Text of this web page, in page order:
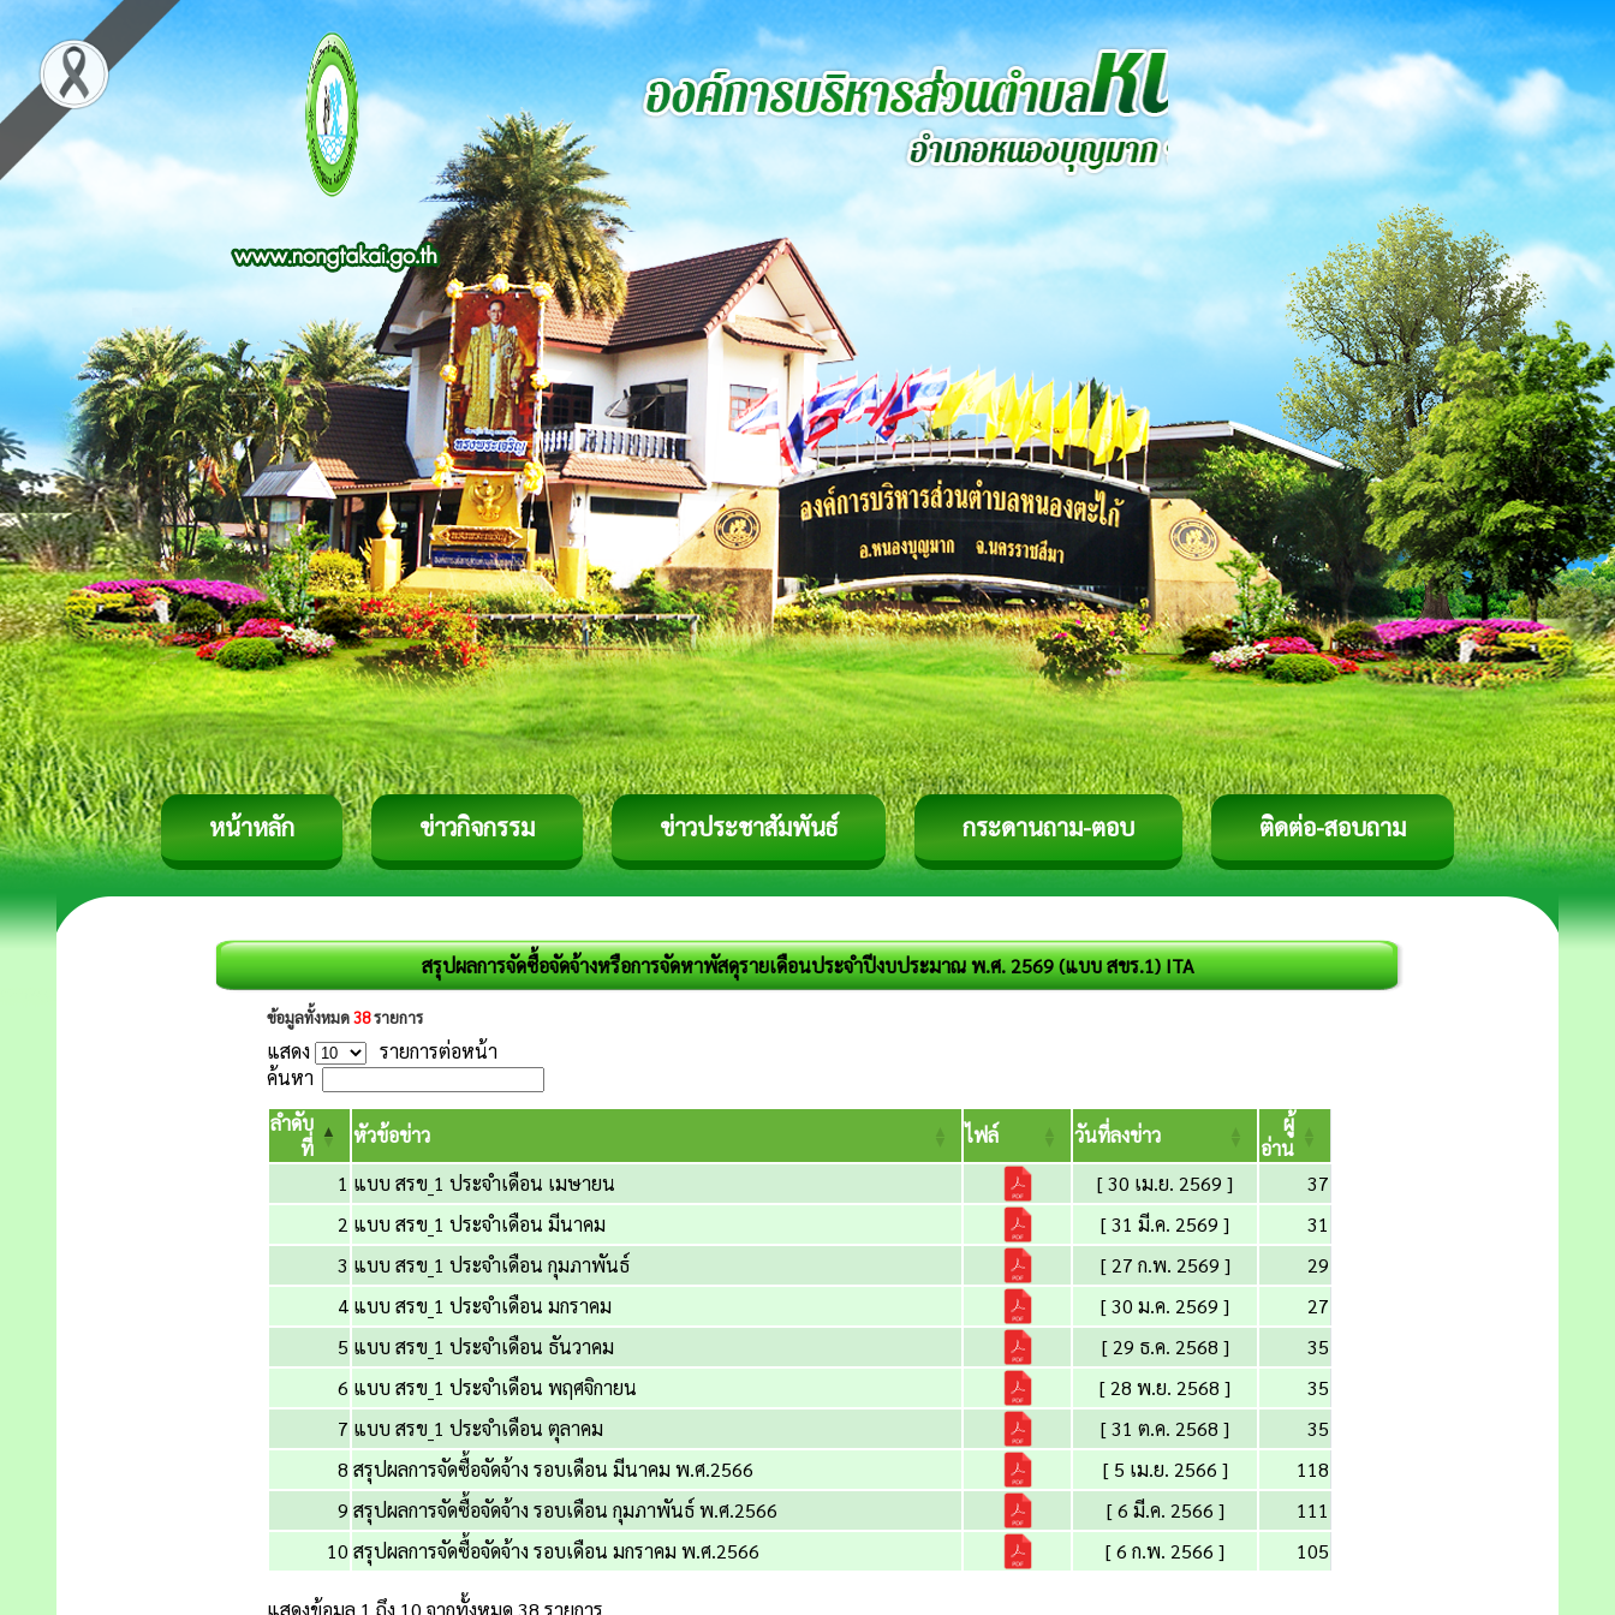
หน้าหลัก ข่าวกิจกรรม ข่าวประชาสัมพันธ์ กระดานถาม-ตอบ ติดต่อ-สอบถาม
สรุปผลการจัดซื้อจัดจ้างหรือการจัดหาพัสดุรายเดือนประจำปีงบประมาณ พ.ศ. 2569 (แบบ สขร.1) ITA
ข้อมูลทั้งหมด38รายการ
แสดง
รายการต่อหน้า
ค้นหา
ลำดับ
ที่
หัวข้อข่าว ไฟล์ วันที่ลงข่าว
ผู้
อ่าน
1 แบบ สรข_1 ประจำเดือน เมษายน [ 30 เม.ย. 2569 ]
37
2 แบบ สรข_1 ประจำเดือน มีนาคม [ 31 มี.ค. 2569 ]
31
3 แบบ สรข_1 ประจำเดือน กุมภาพันธ์ [ 27 ก.พ. 2569 ]
29
4 แบบ สรข_1 ประจำเดือน มกราคม [ 30 ม.ค. 2569 ]
27
5 แบบ สรข_1 ประจำเดือน ธันวาคม [ 29 ธ.ค. 2568 ]
35
6 แบบ สรข_1 ประจำเดือน พฤศจิกายน [ 28 พ.ย. 2568 ]
35
7 แบบ สรข_1 ประจำเดือน ตุลาคม [ 31 ต.ค. 2568 ]
35
8 สรุปผลการจัดซื้อจัดจ้าง รอบเดือน มีนาคม พ.ศ.2566 [ 5 เม.ย. 2566 ]
118
9 สรุปผลการจัดซื้อจัดจ้าง รอบเดือน กุมภาพันธ์ พ.ศ.2566 [ 6 มี.ค. 2566 ]
111
10 สรุปผลการจัดซื้อจัดจ้าง รอบเดือน มกราคม พ.ศ.2566 [ 6 ก.พ. 2566 ] 105
แสดงข้อมูล 1 ถึง 10 จากทั้งหมด 38 รายการ